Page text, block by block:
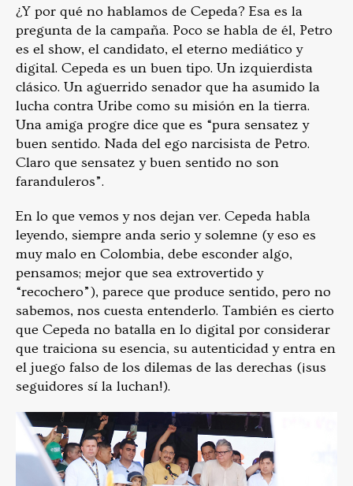
¿Y por qué no hablamos de Cepeda? Esa es la
pregunta de la campaña. Poco se habla de él, Petro
es el show, el candidato, el eterno mediático y
digital. Cepeda es un buen tipo. Un izquierdista
clásico. Un aguerrido senador que ha asumido la
lucha contra Uribe como su misión en la tierra.
Una amiga progre dice que es “pura sensatez y
buen sentido. Nada del ego narcisista de Petro.
Claro que sensatez y buen sentido no son
faranduleros”.
En lo que vemos y nos dejan ver. Cepeda habla
leyendo, siempre anda serio y solemne (y eso es
muy malo en Colombia, debe esconder algo,
pensamos; mejor que sea extrovertido y
“recochero”), parece que produce sentido, pero no
sabemos, nos cuesta entenderlo. También es cierto
que Cepeda no batalla en lo digital por considerar
que traiciona su esencia, su autenticidad y entra en
el juego falso de los dilemas de las derechas (¡sus
seguidores sí la luchan!).